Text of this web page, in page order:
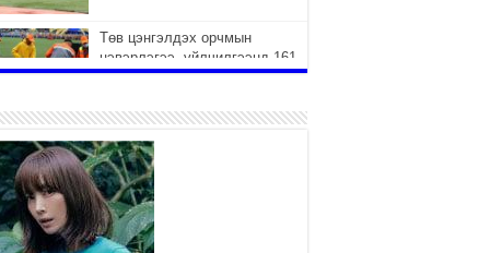
Төв цэнгэлдэх орчмын
цэвэрлэгээ, үйлчилгээнд 161
ажилтан, 27 техниктэй
оны 7 сар 15 / 11 цаг 22 минут
Наадмын амралтын өдрүүдэд
нийслэлийн эрүүл мэндийн
байгууллагууд дараах
хуваарийн дагуу ажиллана
оны 7 сар 15 / 11 цаг 18 минут